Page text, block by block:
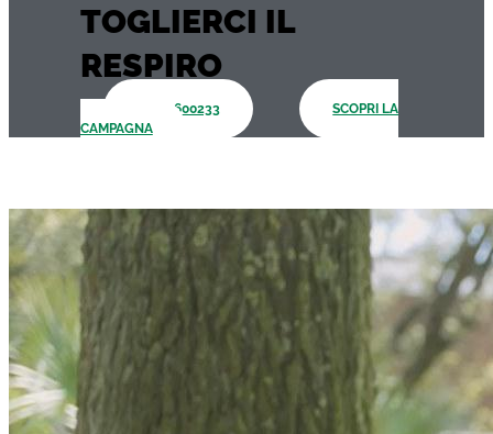
TOGLIERCI IL
RESPIRO
93100600233
SCOPRI LA
CAMPAGNA